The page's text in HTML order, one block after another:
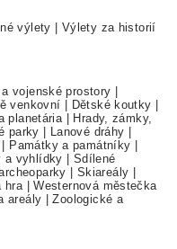
výlety
Výlety za historií
vojenské prostory
venkovní Dětské koutky
planetária
Hrady, zámky,
parky Lanové dráhy
Památky a památníky
a vyhlídky
Sdílené
Skiareály
hra |Westernová městečka
areály |Zoologické a